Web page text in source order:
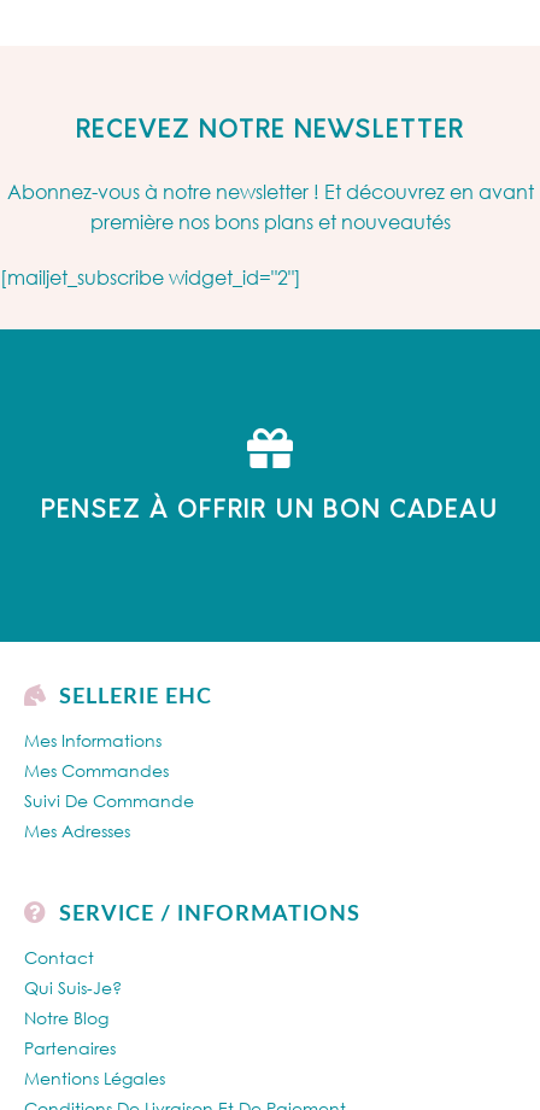
RECEVEZ NOTRE NEWSLETTER
Abonnez-vous à notre newsletter ! Et découvrez en avant
première nos bons plans et nouveautés
[mailjet_subscribe widget_id="2"]
PENSEZ À OFFRIR UN BON CADEAU
SELLERIE EHC
Mes Informations
Mes Commandes
Suivi De Commande
Mes Adresses
SERVICE / INFORMATIONS
Contact
Qui Suis-Je?
Notre Blog
Partenaires
Mentions Légales